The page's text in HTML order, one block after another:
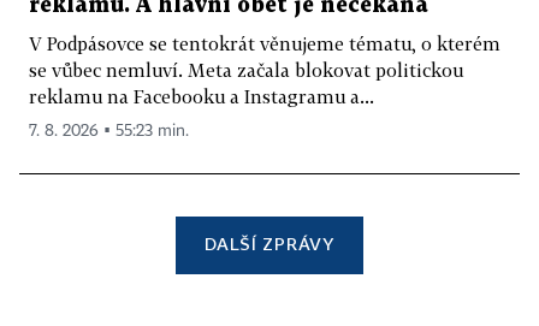
reklamu. A hlavní oběť je nečekaná
V Podpásovce se tentokrát věnujeme tématu, o kterém
se vůbec nemluví. Meta začala blokovat politickou
reklamu na Facebooku a Instagramu a...
7. 8. 2026 ▪ 55:23 min.
DALŠÍ ZPRÁVY